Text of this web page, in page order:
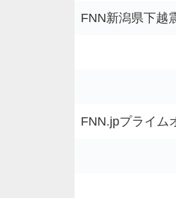
FNN新潟県下越
FNN.jpプライム